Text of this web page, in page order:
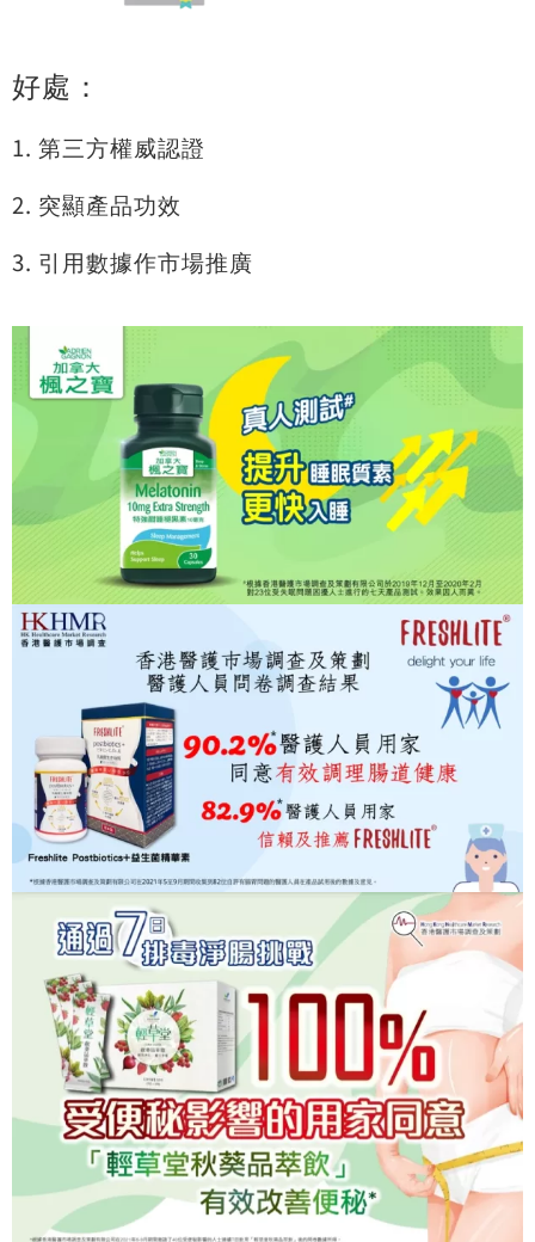
好處：
1. 第三方權威認證
2. 突顯產品功效
3. 引用數據作市場推廣